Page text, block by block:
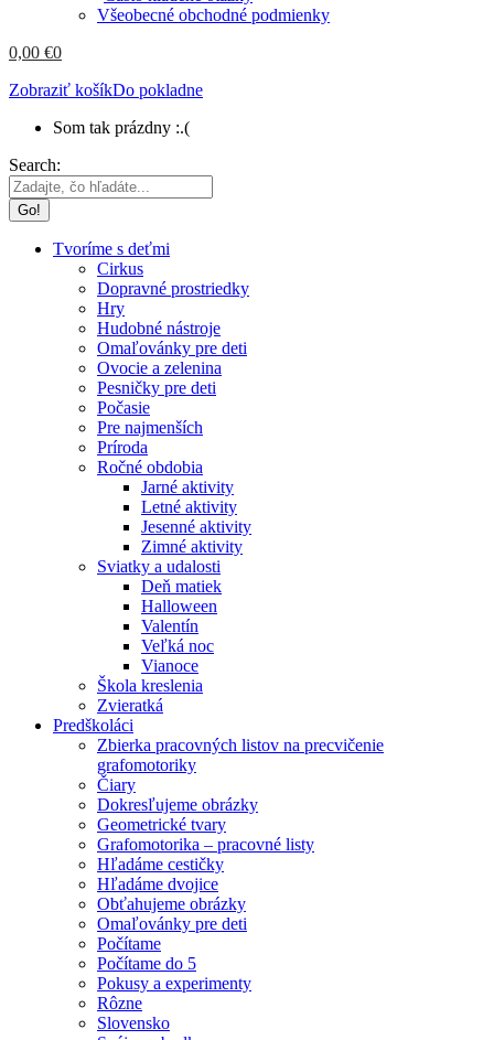
Všeobecné obchodné podmienky
0,00 €0
Zobraziť košíkDo pokladne
Som tak prázdny :.(
Search:
Tvoríme s deťmi
Cirkus
Dopravné prostriedky
Hry
Hudobné nástroje
Omaľovánky pre deti
Ovocie a zelenina
Pesničky pre deti
Počasie
Pre najmenších
Príroda
Ročné obdobia
Jarné aktivity
Letné aktivity
Jesenné aktivity
Zimné aktivity
Sviatky a udalosti
Deň matiek
Halloween
Valentín
Veľká noc
Vianoce
Škola kreslenia
Zvieratká
Predškoláci
Zbierka pracovných listov na precvičenie
grafomotoriky
Čiary
Dokresľujeme obrázky
Geometrické tvary
Grafomotorika – pracovné listy
Hľadáme cestičky
Hľadáme dvojice
Obťahujeme obrázky
Omaľovánky pre deti
Počítame
Počítame do 5
Pokusy a experimenty
Rôzne
Slovensko